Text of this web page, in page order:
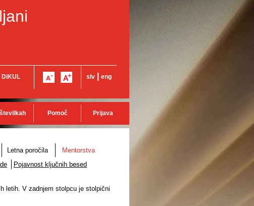
DiKUL slv eng
Pomoč Prijava
Letna poročila
Mentorstva
Pojavnost ključnih besed
letih. V zadnjem stolpcu je stolpični